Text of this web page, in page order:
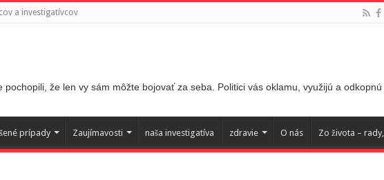
a investigatívcov
že len vy sám môžte bojovať za seba. Politici vás oklamu, využijú a odkopnú
prípady Zaujímavosti naša investigatíva zdravie O nás Zo života –